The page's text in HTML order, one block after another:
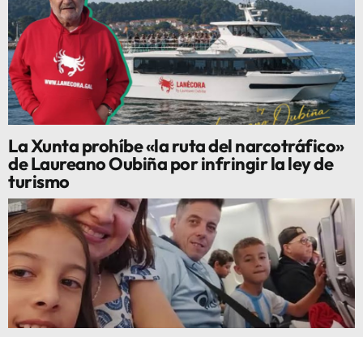
La Xunta prohíbe «la ruta del narcotráfico»
de Laureano Oubiña por infringir la ley de
turismo